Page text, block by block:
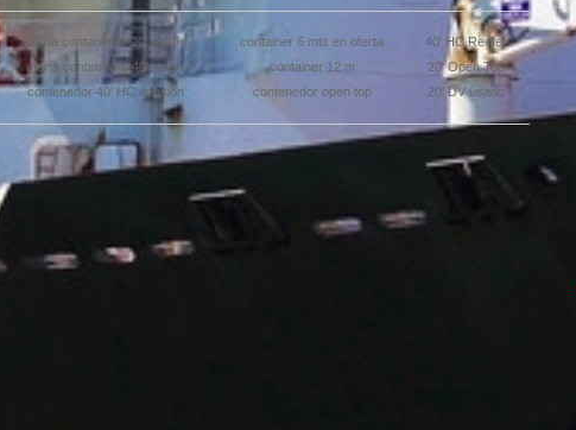
oferta contenedor 20' usado container 6 mts en oferta
40' HC Reefer
oferta contenedor 40' nuevo
container 12 m
20' Open Top
contenedor 40' HC ocasión
contenedor open top 20' DV usado